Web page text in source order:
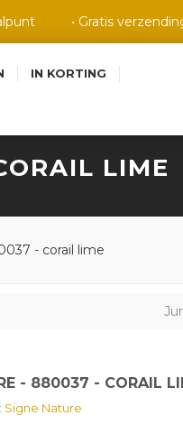
• Gratis
IN KORTING
- corail lime
LIME
- 880037 - CORAIL
Signe Nature